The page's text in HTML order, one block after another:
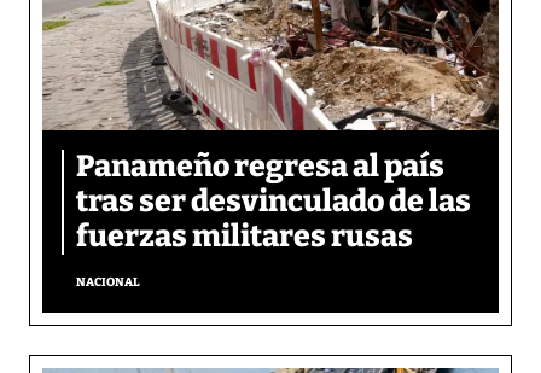
Panameño regresa al país
tras ser desvinculado de las
fuerzas militares rusas
NACIONAL